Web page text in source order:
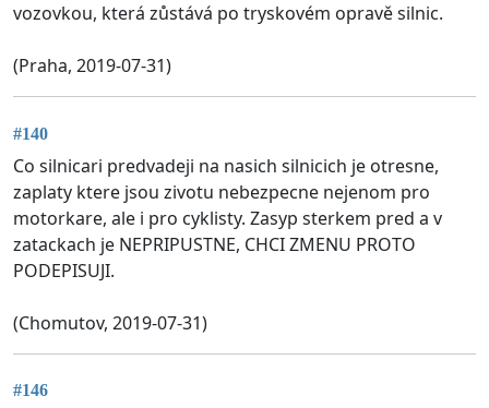
vozovkou, která zůstává po tryskovém opravě silnic.
(Praha, 2019-07-31)
#140
Co silnicari predvadeji na nasich silnicich je otresne,
zaplaty ktere jsou zivotu nebezpecne nejenom pro
motorkare, ale i pro cyklisty. Zasyp sterkem pred a v
zatackach je NEPRIPUSTNE, CHCI ZMENU PROTO
PODEPISUJI.
(Chomutov, 2019-07-31)
#146